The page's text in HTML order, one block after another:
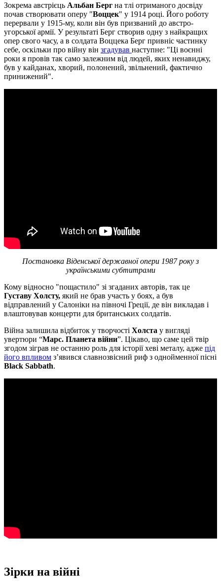
Зокрема австрієць Альбан Берг на тлі отриманого досвіду
почав створювати оперу "Воццек" у 1914 році. Його роботу
перервали у 1915-му, коли він був призваний до австро-
угорської армії. У результаті Берг створив одну з найкращих
опер свого часу, а в солдата Воццека Берг привніс частинку
себе, оскільки про війну він згадував наступне: "Ці воєнні
роки я провів так само залежним від людей, яких ненавиджу,
був у кайданах, хворий, полонений, звільнений, фактично
принижений".
Постановка Віденської державної опери 1987 року з
українськими субтитрами
Кому відносно "пощастило" зі згаданих авторів, так це
Густаву Холсту, який не брав участь у боях, а був
відправлений у Салоніки на півночі Греції, де він викладав і
влаштовував концерти для британських солдатів.
Війна залишила відбиток у творчості Холста у вигляді
увертюри “Марс. Планета війни”. Цікаво, що саме цей твір
згодом зіграв не останню роль для історії хеві металу, адже під
його впливом з’явився славнозвісний риф з однойменної пісні
Black Sabbath.
Зірки на війні